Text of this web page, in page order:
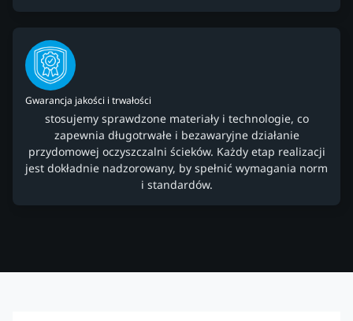
Gwarancja jakości i trwałości
stosujemy sprawdzone materiały i technologie, co
zapewnia długotrwałe i bezawaryjne działanie
przydomowej oczyszczalni ścieków. Każdy etap realizacji
jest dokładnie nadzorowany, by spełnić wymagania norm
i standardów.